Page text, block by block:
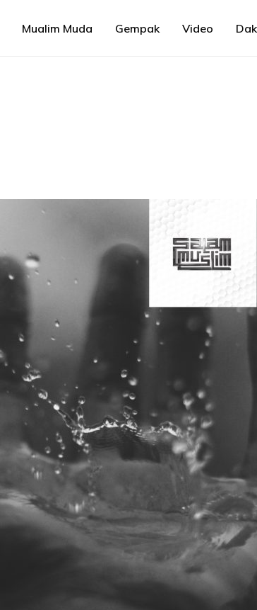
Mualim Muda Gempak Video